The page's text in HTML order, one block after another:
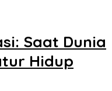
Saat Dunia
Hidup